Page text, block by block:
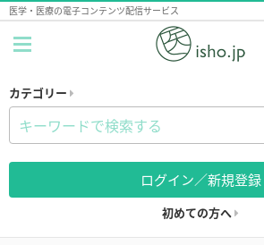
医学・医療の電子コンテンツ配信サービス
カテゴリー
ログイン／新規登録
初めての方へ